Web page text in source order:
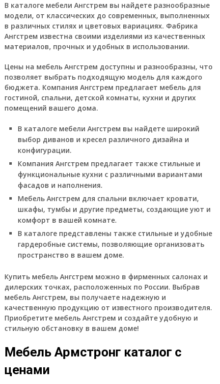
В каталоге мебели Ангстрем вы найдете разнообразные
модели, от классических до современных, выполненных
в различных стилях и цветовых вариациях. Фабрика
Ангстрем известна своими изделиями из качественных
материалов, прочных и удобных в использовании.
Цены на мебель Ангстрем доступны и разнообразны, что
позволяет выбрать подходящую модель для каждого
бюджета. Компания Ангстрем предлагает мебель для
гостиной, спальни, детской комнаты, кухни и других
помещений вашего дома.
В каталоге мебели Ангстрем вы найдете широкий
выбор диванов и кресел различного дизайна и
конфигурации.
Компания Ангстрем предлагает также стильные и
функциональные кухни с различными вариантами
фасадов и наполнения.
Мебель Ангстрем для спальни включает кровати,
шкафы, тумбы и другие предметы, создающие уют и
комфорт в вашей комнате.
В каталоге представлены также стильные и удобные
гардеробные системы, позволяющие организовать
пространство в вашем доме.
Купить мебель Ангстрем можно в фирменных салонах и
дилерских точках, расположенных по России. Выбрав
мебель Ангстрем, вы получаете надежную и
качественную продукцию от известного производителя.
Приобретите мебель Ангстрем и создайте удобную и
стильную обстановку в вашем доме!
Мебель Армстронг каталог с
ценами